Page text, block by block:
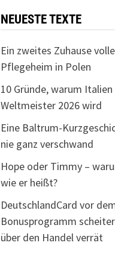
NEUESTE TEXTE
Ein zweites Zuhause
Pflegeheim in Polen
10 Gründe, warum
Weltmeister 2026 wird
Eine Baltrum-
nie ganz verschwand
Hope oder Timmy –
wie er heißt?
DeutschlandCard vor
Bonusprogramm
über den Handel verrät